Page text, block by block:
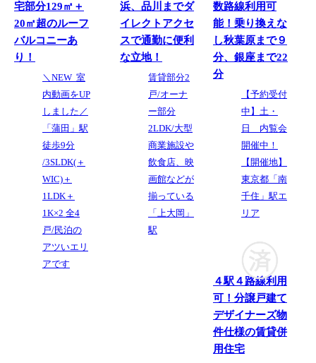
宅部分129㎡＋
20㎡超のルーフ
バルコニーあ
り！
＼NEW 室
内動画をUP
しました／
「蒲田」駅
徒歩9分
/3SLDK(＋
WIC)＋
1LDK＋
1K×2 全4
戸/民泊の
アツいエリ
アです
浜、品川までダ
イレクトアクセ
スで通勤に便利
な立地！
賃貸部分2
戸/オーナ
ー部分
2LDK/大型
商業施設や
飲食店、映
画館などが
揃っている
「上大岡」
駅
数路線利用可
能！乗り換えな
し秋葉原まで９
分、銀座まで22
分
【予約受付
中】土・
日 内覧会
開催中！
【開催地】
東京都「南
千住」駅エ
リア
４駅４路線利用
可！分譲戸建て
デザイナーズ物
件仕様の賃貸併
用住宅